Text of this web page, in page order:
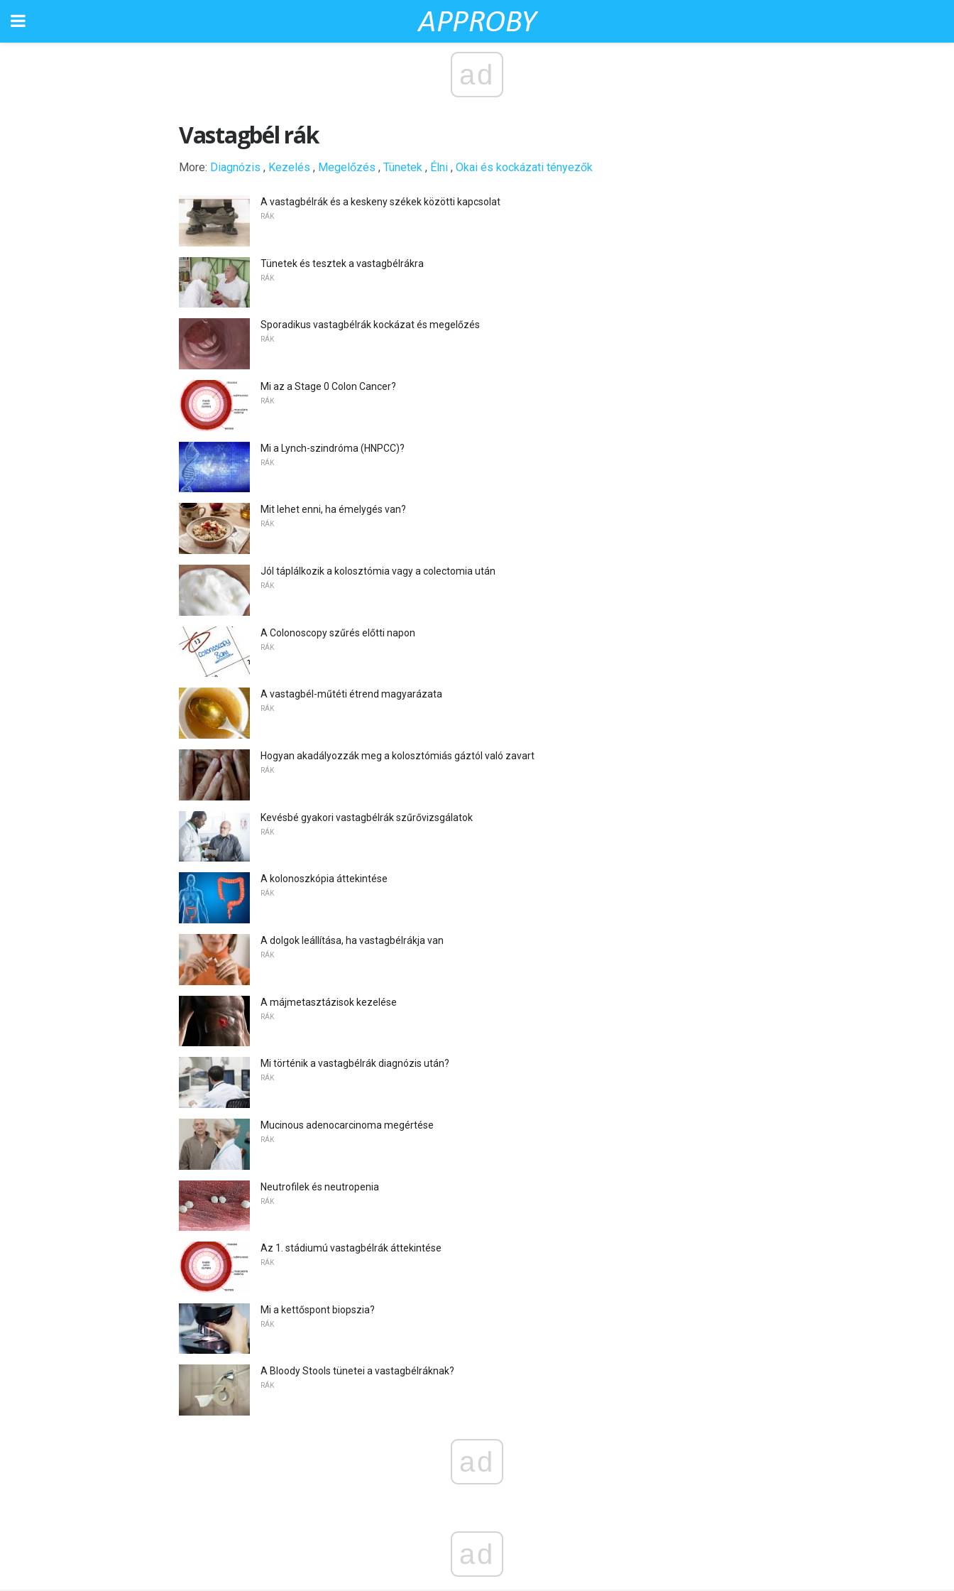
ad
Vastagbél rák
More: Diagnózis , Kezelés , Megelőzés , Tünetek , Élni , Okai és kockázati tényezők
A vastagbélrák és a keskeny székek közötti kapcsolat
RÁK
Tünetek és tesztek a vastagbélrákra
RÁK
Sporadikus vastagbélrák kockázat és megelőzés
RÁK
Mi az a Stage 0 Colon Cancer?
RÁK
Mi a Lynch-szindróma (HNPCC)?
RÁK
Mit lehet enni, ha émelygés van?
RÁK
Jól táplálkozik a kolosztómia vagy a colectomia után
RÁK
A Colonoscopy szűrés előtti napon
RÁK
A vastagbél-műtéti étrend magyarázata
RÁK
Hogyan akadályozzák meg a kolosztómiás gáztól való zavart
RÁK
Kevésbé gyakori vastagbélrák szűrővizsgálatok
RÁK
A kolonoszkópia áttekintése
RÁK
A dolgok leállítása, ha vastagbélrákja van
RÁK
A májmetasztázisok kezelése
RÁK
Mi történik a vastagbélrák diagnózis után?
RÁK
Mucinous adenocarcinoma megértése
RÁK
Neutrofilek és neutropenia
RÁK
Az 1. stádiumú vastagbélrák áttekintése
RÁK
Mi a kettőspont biopszia?
RÁK
A Bloody Stools tünetei a vastagbélráknak?
RÁK
ad
ad